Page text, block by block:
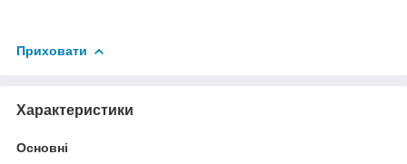
Приховати
Характеристики
Основні